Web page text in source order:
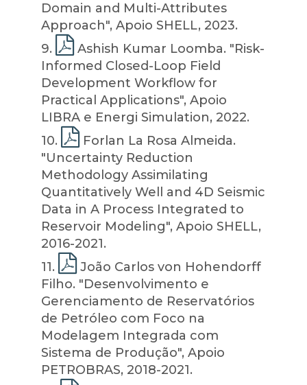
Domain and Multi-Attributes
Approach", Apoio SHELL, 2023.
9.
Ashish Kumar Loomba. "Risk-
Informed Closed-Loop Field
Development Workflow for
Practical Applications", Apoio
LIBRA e Energi Simulation, 2022.
10.
Forlan La Rosa Almeida.
"Uncertainty Reduction
Methodology Assimilating
Quantitatively Well and 4D Seismic
Data in A Process Integrated to
Reservoir Modeling", Apoio SHELL,
2016-2021.
11.
João Carlos von Hohendorff
Filho. "Desenvolvimento e
Gerenciamento de Reservatórios
de Petróleo com Foco na
Modelagem Integrada com
Sistema de Produção", Apoio
PETROBRAS, 2018-2021.